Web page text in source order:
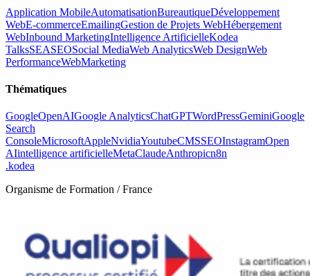
Application MobileAutomatisationBureautiqueDéveloppement
WebE-commerceEmailingGestion de Projets WebHébergement
WebInbound MarketingIntelligence ArtificielleKodea
TalksSEASEOSocial MediaWeb AnalyticsWeb DesignWeb
PerformanceWebMarketing
Thématiques
GoogleOpenAIGoogle AnalyticsChatGPTWordPressGeminiGoogle
Search
ConsoleMicrosoftAppleNvidiaYoutubeCMSSEOInstagramOpen
AIintelligence artificielleMetaClaudeAnthropicn8n
.kodea
Organisme de Formation / France